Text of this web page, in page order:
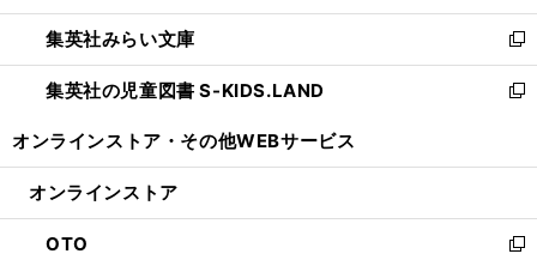
開
く
ウ
で
開
く
ン
ド
ウ
で
ウ
ィ
ン
ド
開
集英社みらい文庫
新
し
い
ン
ウ
で
集英社の児童図書 S-KIDS.LAND
新
ウ
ン
ド
オンラインストア・ その他WEBサービス
オンラインストア
OTO
新